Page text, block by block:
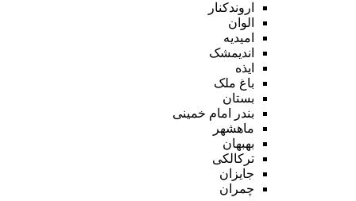
اروندکنار
الوان
امیدیه
اندیمشک
ایذه
باغ ملک
بستان
بندر امام خمینی
ماهشهر
بهبهان
ترکالکی
جایزان
چمران